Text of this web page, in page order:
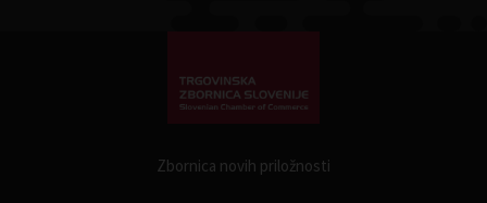
Zbornica novih priložnosti